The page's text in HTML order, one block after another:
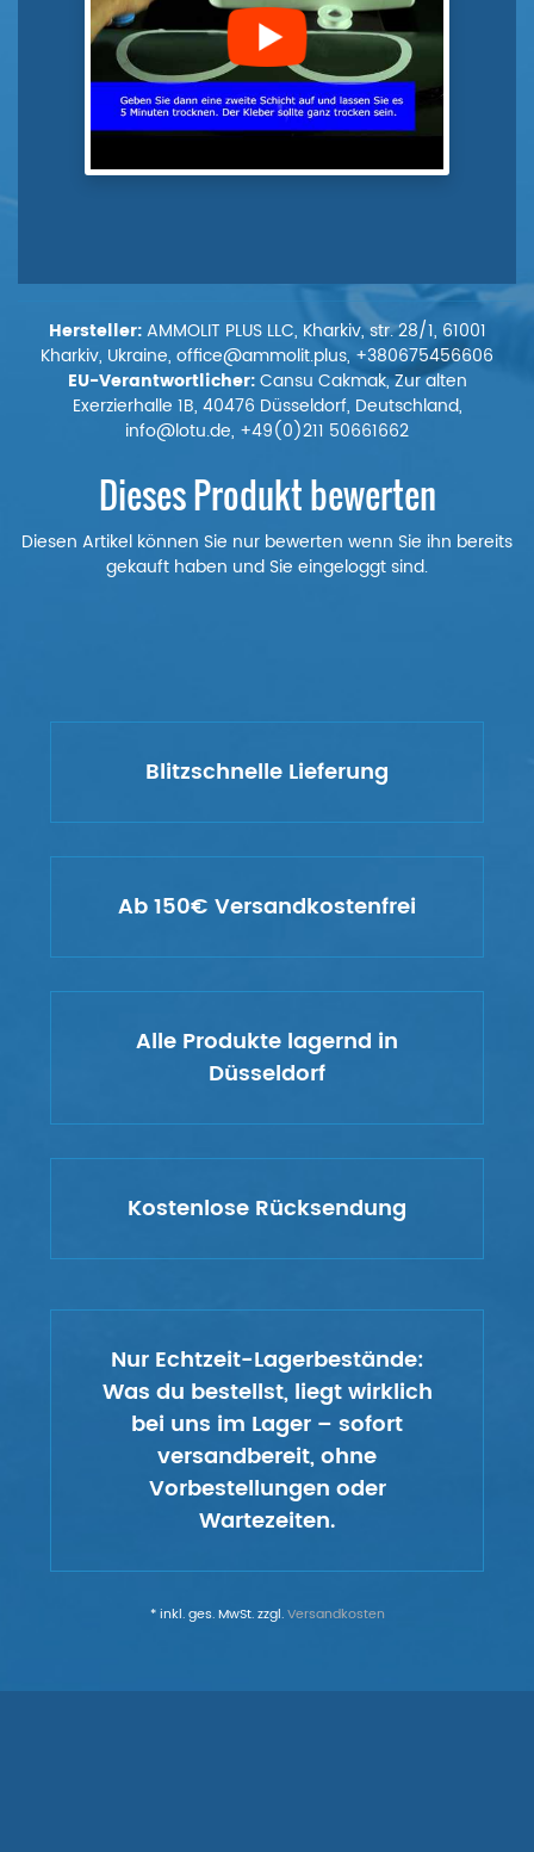
Hersteller:AMMOLIT PLUS LLC, Kharkiv, str. 28/1, 61001
Kharkiv, Ukraine, office@ammolit.plus, +380675456606
EU-Verantwortlicher:Cansu Cakmak, Zur alten
Exerzierhalle 1B, 40476 Düsseldorf, Deutschland,
info@lotu.de, +49(0)211 50661662
Dieses Produkt bewerten
Diesen Artikel können Sie nur bewerten wenn Sie ihn bereits
gekauft haben und Sie eingeloggt sind.
Blitzschnelle Lieferung
Ab 150€ Versandkostenfrei
Alle Produkte lagernd in
Düsseldorf
Kostenlose Rücksendung
Nur Echtzeit-Lagerbestände:
Was du bestellst, liegt wirklich
bei uns im Lager – sofort
versandbereit, ohne
Vorbestellungen oder
Wartezeiten.
* inkl. ges. MwSt. zzgl.Versandkosten